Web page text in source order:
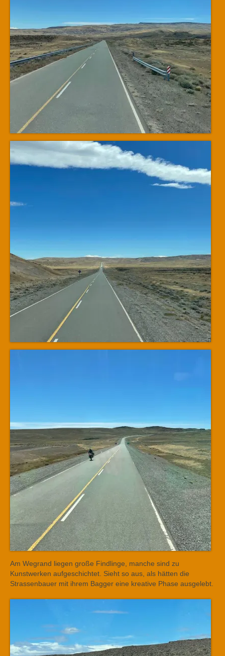
Am Wegrand liegen große Findlinge, manche sind zu
Kunstwerken aufgeschichtet. Sieht so aus, als hätten die
Strassenbauer mit ihrem Bagger eine kreative Phase ausgelebt.